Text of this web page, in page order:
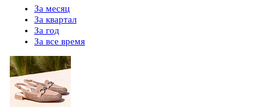
За месяц
За квартал
За год
За все время